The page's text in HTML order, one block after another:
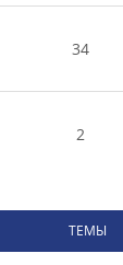
34
2
ТЕМЫ